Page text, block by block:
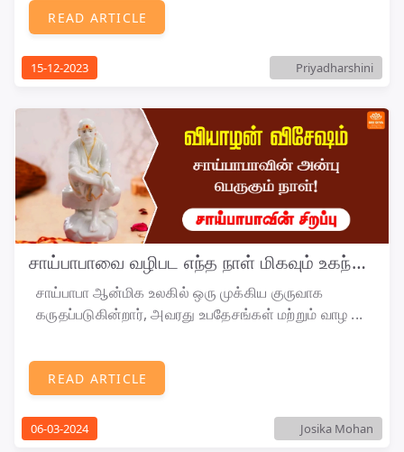
READ ARTICLE
15-12-2023 Priyadharshini
சாய்பாபாவை வழிபட எந்த நாள் மிகவும் உகந்த நாள்!!
சாய்பாபா ஆன்மிக உலகில் ஒரு முக்கிய குருவாக
கருதப்படுகின்றார், அவரது உபதேசங்கள் மற்றும் வாழ ...
READ ARTICLE
06-03-2024 Josika Mohan